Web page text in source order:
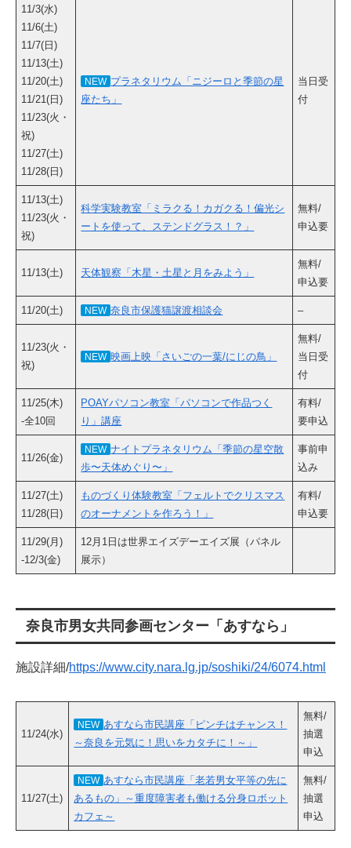
11/3(水)
11/6(土)
11/7(日)
11/13(土)
11/20(土)
11/21(日)
11/23(火・
祝)
11/27(土)
11/28(日)
NEW プラネタリウム「ニジーロと季節の星
座たち」
当日受
付
11/13(土)
11/23(火・
祝)
科学実験教室「ミラクる！カガクる！偏光シ
ートを使って、ステンドグラス！？」
無料/
申込要
11/13(土) 天体観察「木星・土星と月をみよう」
無料/
申込要
11/20(土) NEW 奈良市保護猫譲渡相談会 –
11/23(火・
祝)
NEW 映画上映「さいごの一葉/にじの鳥」
無料/
当日受
付
11/25(木)
-全10回
POAYパソコン教室「パソコンで作品つく
り」講座
有料/
要申込
11/26(金)
NEW ナイトプラネタリウム「季節の星空散
歩〜天体めぐり〜」
事前申
込み
11/27(土)
11/28(日)
ものづくり体験教室「フェルトでクリスマス
のオーナメントを作ろう！」
有料/
申込要
11/29(月)
-12/3(金)
12月1日は世界エイズデーエイズ展（パネル
展示）
奈良市男女共同参画センター「あすなら」
施設詳細/https://www.city.nara.lg.jp/soshiki/24/6074.html
11/24(水)
NEW あすなら市民講座「ピンチはチャンス！
～奈良を元気に！思いをカタチに！～」
無料/
抽選
申込
11/27(土)
NEW あすなら市民講座「老若男女平等の先に
あるもの」～重度障害者も働ける分身ロボット
カフェ～
無料/
抽選
申込